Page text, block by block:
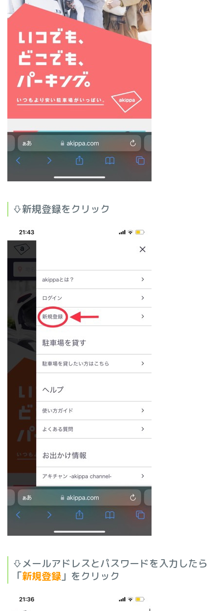
⇩新規登録をクリック
⇩メールアドレスとパスワードを入力したら
「新規登録 」をクリック